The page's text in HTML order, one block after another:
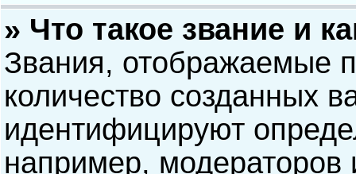
» Что такое звание и
Звания, отображаемые
количество созданных
идентифицируют
например,